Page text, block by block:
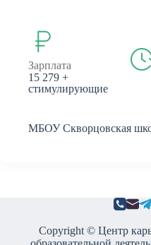
Зарплата
15 279 +
стимулирующие
МБОУ Скворцовская
Copyright © Центр